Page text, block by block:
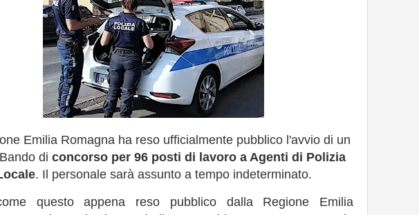
Emilia Romagna ha reso ufficialmente pubblico l'avvio di un
di concorso per 96 posti di lavoro a Agenti di Polizia
. Il personale sarà assunto a tempo indeterminato.
questo appena reso pubblico dalla Regione Emilia